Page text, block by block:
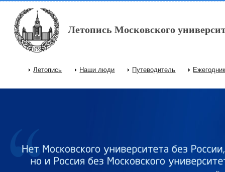
Перейти к основному содержанию
Летопись Московского
Главное меню
Летопись Наши люди Путеводитель